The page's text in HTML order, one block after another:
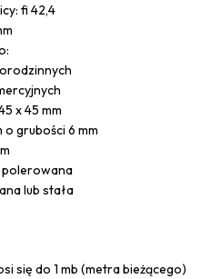
fi 42,4
x 45 mm
grubości 6 mm
polerowana
lub stała
się do 1 mb (metra bieżącego)